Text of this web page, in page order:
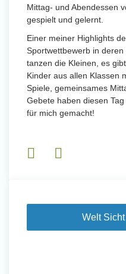
Mittag- und Abendessen
gespielt und gelernt.
Einer meiner Highlights
Sportwettbewerb in
tanzen die Kleinen, es
Kinder aus allen Klassen
Spiele, gemeinsames
Gebete haben diesen
für mich gemacht!
Welt